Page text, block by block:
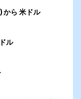
ら 米ドル
ル